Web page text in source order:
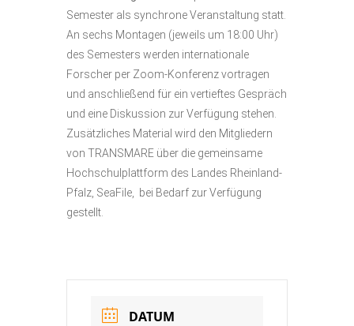
Semester als synchrone Veranstaltung statt.
An sechs Montagen (jeweils um 18:00 Uhr)
des Semesters werden internationale
Forscher per Zoom-Konferenz vortragen
und anschließend für ein vertieftes Gespräch
und eine Diskussion zur Verfügung stehen.
Zusätzliches Material wird den Mitgliedern
von TRANSMARE über die gemeinsame
Hochschulplattform des Landes Rheinland-
Pfalz, SeaFile, bei Bedarf zur Verfügung
gestellt.
DATUM